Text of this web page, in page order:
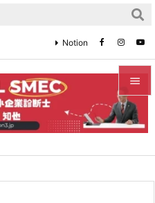


メニュ

Notion